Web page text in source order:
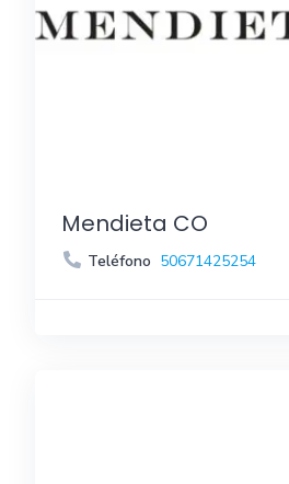
Mendieta CO
Teléfono 50671425254